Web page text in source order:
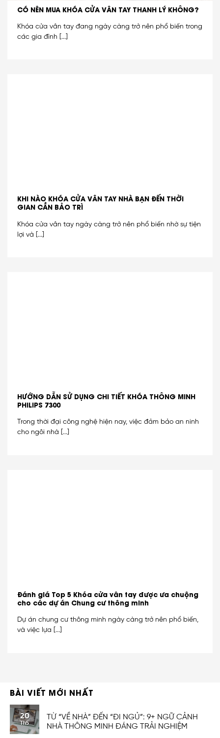
CÓ NÊN MUA KHÓA CỬA VÂN TAY THANH LÝ KHÔNG?
Khóa cửa vân tay đang ngày càng trở nên phổ biến trong
các gia đình [...]
KHI NÀO KHÓA CỬA VÂN TAY NHÀ BẠN ĐẾN THỜI
GIAN CẦN BẢO TRÌ
Khóa cửa vân tay ngày càng trở nên phổ biến nhờ sự tiện
lợi và [...]
HƯỚNG DẪN SỬ DỤNG CHI TIẾT KHÓA THÔNG MINH
PHILIPS 7300
Trong thời đại công nghệ hiện nay, việc đảm bảo an ninh
cho ngôi nhà [...]
Đánh giá Top 5 Khóa cửa vân tay được ưa chuộng
cho các dự án Chung cư thông minh
Dự án chung cư thông minh ngày càng trở nên phổ biến,
và việc lựa [...]
BÀI VIẾT MỚI NHẤT
20
Th5
TỪ “VỀ NHÀ” ĐẾN “ĐI NGỦ”: 9+ NGỮ CẢNH
NHÀ THÔNG MINH ĐÁNG TRẢI NGHIỆM